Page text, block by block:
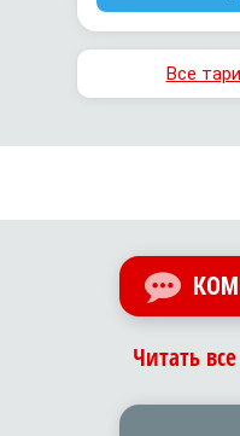
Все
Читать